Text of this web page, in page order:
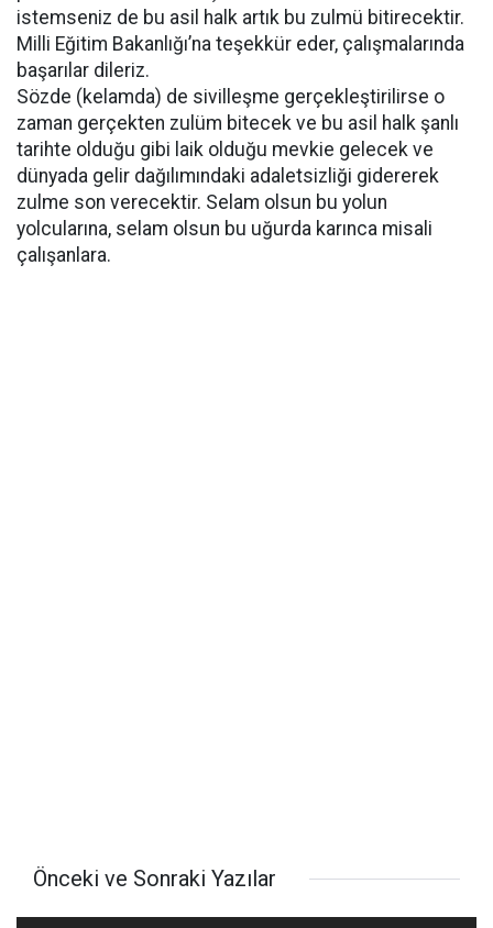
istemseniz de bu asil halk artık bu zulmü bitirecektir.
Milli Eğitim Bakanlığı’na teşekkür eder, çalışmalarında
başarılar dileriz.
Sözde (kelamda) de sivilleşme gerçekleştirilirse o
zaman gerçekten zulüm bitecek ve bu asil halk şanlı
tarihte olduğu gibi laik olduğu mevkie gelecek ve
dünyada gelir dağılımındaki adaletsizliği gidererek
zulme son verecektir. Selam olsun bu yolun
yolcularına, selam olsun bu uğurda karınca misali
çalışanlara.
Önceki ve Sonraki Yazılar